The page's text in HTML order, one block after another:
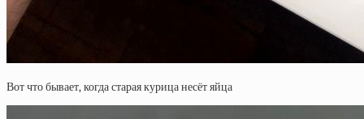
Вот что бывает, когда старая курица несёт яйца